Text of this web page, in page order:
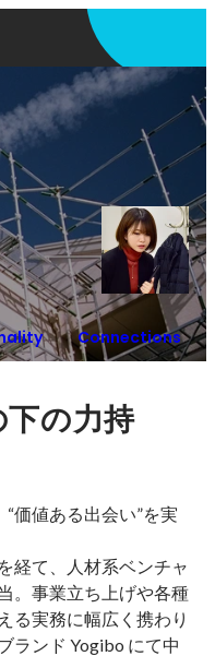
Connections
の力持
価値ある出会い”を実
経て、人材系ベンチャ
。事業立ち上げや各種
る実務に幅広く携わり
ランド Yogibo にて中